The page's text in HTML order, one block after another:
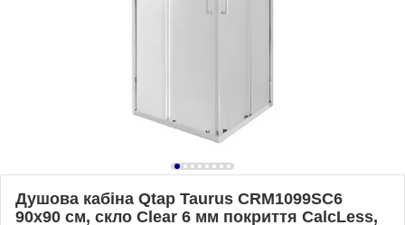
Душова кабіна Qtap Taurus CRM1099SC6
90х90 см, скло Clear 6 мм покриття CalcLess,